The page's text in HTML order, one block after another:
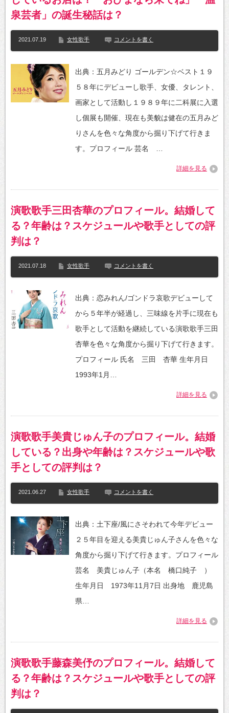
泉芸者」の誕生秘話は？
2021.07.19 女性歌手 コメントを書く
出典：五月みどり ゴールデン☆ベスト１９
５８年にデビューし歌手、女優、タレント、
画家として活動し１９８９年に二科展に入選
し個展も開催、現在も美貌は健在の五月みど
りさんを色々な角度から掘り下げて行きま
す。プロフィール 芸名 …
詳細を見る
演歌歌手三田杏華のプロフィール。結婚して
る？年齢は？スケジュールや歌手としての評
判は？
2021.07.18 女性歌手 コメントを書く
出典：恋みれん/ゴンドラ哀歌デビューして
から５年半が経過し、三味線を片手に現在も
歌手として活動を継続している演歌歌手三田
杏華を色々な角度から掘り下げて行きます。
プロフィール 氏名 三田 杏華 生年月日
1993年1月…
詳細を見る
演歌歌手美貴じゅん子のプロフィール。結婚
している？出身や年齢は？スケジュールや歌
手としての評判は？
2021.06.27 女性歌手 コメントを書く
出典：土下座/風にさそわれて今年デビュー
２５年目を迎える美貴じゅん子さんを色々な
角度から掘り下げて行きます。プロフィール
芸名 美貴じゅん子（本名 橋口純子 ）
生年月日 1973年11月7日 出身地 鹿児島
県…
詳細を見る
演歌歌手藤森美伃のプロフィール。結婚して
る？年齢は？スケジュールや歌手としての評
判は？